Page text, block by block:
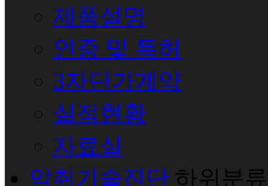
제품설명
인증 및 특허
3자단가계약
실적현황
자료실
악취기술진단 하위분류